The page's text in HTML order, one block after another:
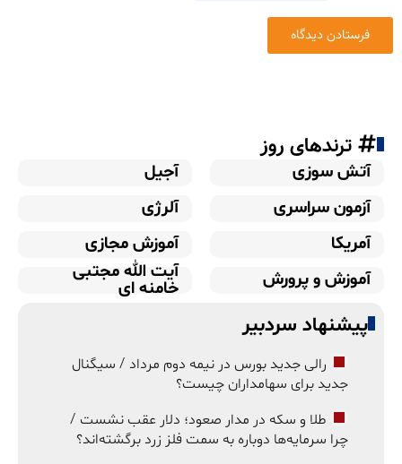
ترندهای روز
آتش سوزی
آجیل
آزمون سراسری
آلرژی
آمریکا
آموزش مجازی
آموزش و پرورش
آیت الله مجتبی
خامنه ای
پیشنهاد سردبیر
رالی جدید بورس در نیمه دوم مرداد / سیگنال
جدید برای سهامداران چیست؟
طلا و سکه در مدار صعود؛ دلار عقب نشست /
چرا سرمایه‌ها دوباره به سمت فلز زرد برگشته‌اند؟